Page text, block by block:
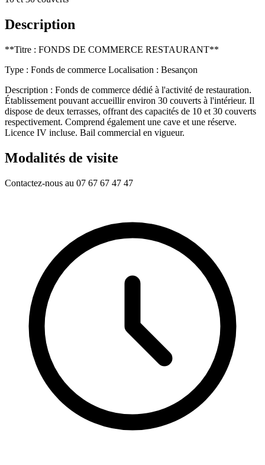
Description
**Titre : FONDS DE COMMERCE RESTAURANT**
Type : Fonds de commerce Localisation : Besançon
Description : Fonds de commerce dédié à l'activité de restauration.
Établissement pouvant accueillir environ 30 couverts à l'intérieur. Il
dispose de deux terrasses, offrant des capacités de 10 et 30 couverts
respectivement. Comprend également une cave et une réserve.
Licence IV incluse. Bail commercial en vigueur.
Modalités de visite
Contactez-nous au 07 67 67 47 47